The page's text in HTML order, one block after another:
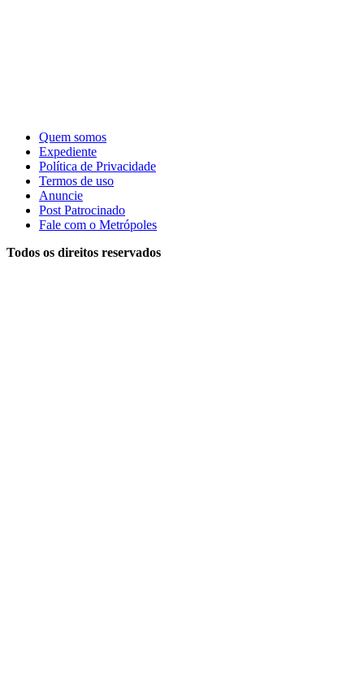
Quem somos
Expediente
Política de Privacidade
Termos de uso
Anuncie
Post Patrocinado
Fale com o Metrópoles
Todos os direitos reservados